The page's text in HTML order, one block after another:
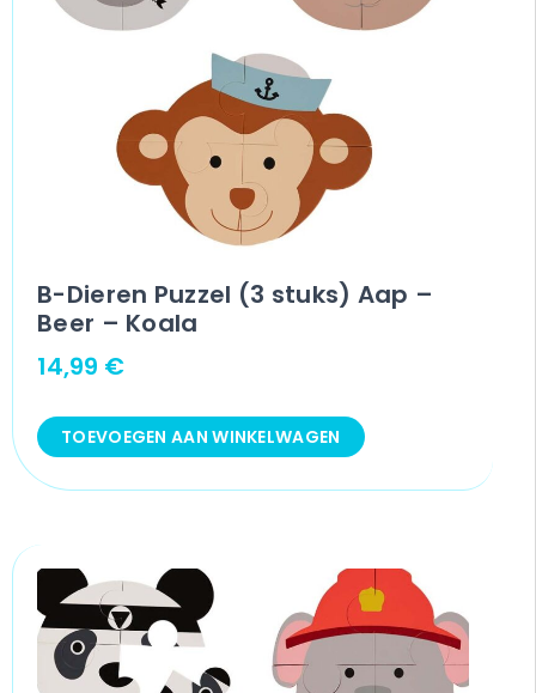
B-Dieren Puzzel (3 stuks) Aap –
Beer – Koala
14,99 €
TOEVOEGEN AAN WINKELWAGEN